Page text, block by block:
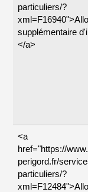
particuliers/?
supplémentaire
</a>
<a
href="https://
perigord.fr/
particuliers/?